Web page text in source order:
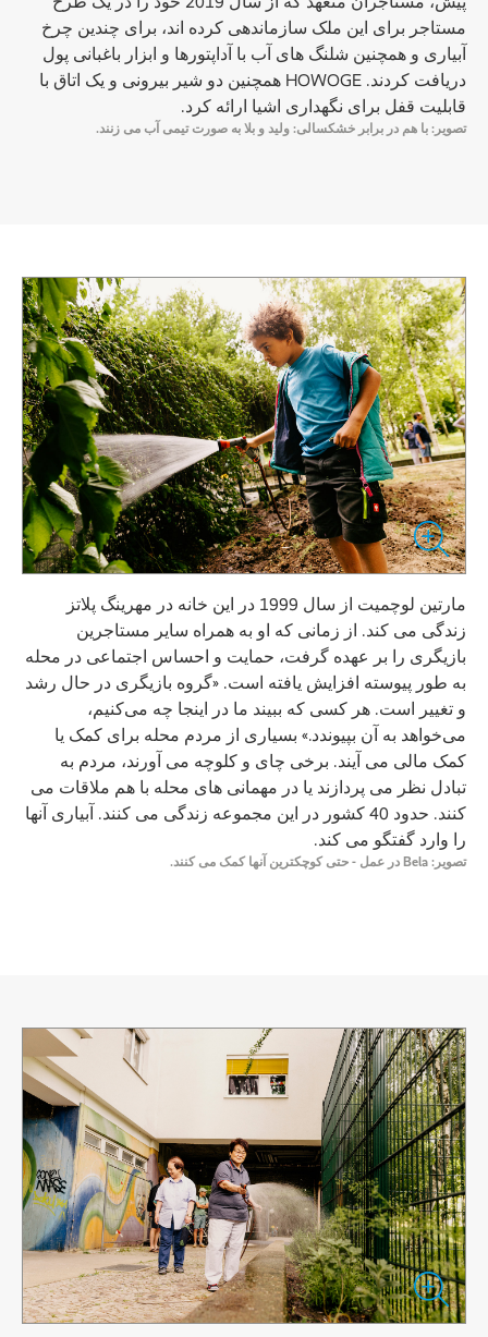
مستاجر برای این ملک سازماندهی کرده اند، برای چندین چرخ
آبیاری و همچنین شلنگ های آب با آداپتورها و ابزار باغبانی پول
دریافت کردند. HOWOGE همچنین دو شیر بیرونی و یک اتاق با
قابلیت قفل برای نگهداری اشیا ارائه کرد.
تصویر: با هم در برابر خشکسالی: ولید و بلا به صورت تیمی آب می زنند.
مارتین لوچمیت از سال 1999 در این خانه در مهرینگ پلاتز
زندگی می کند. از زمانی که او به همراه سایر مستاجرین
بازیگری را بر عهده گرفت، حمایت و احساس اجتماعی در محله
به طور پیوسته افزایش یافته است. «گروه بازیگری در حال رشد
و تغییر است. هر کسی که ببیند ما در اینجا چه می‌کنیم،
می‌خواهد به آن بپیوندد.» بسیاری از مردم محله برای کمک یا
کمک مالی می آیند. برخی چای و کلوچه می آورند، مردم به
تبادل نظر می پردازند یا در مهمانی های محله با هم ملاقات می
کنند. حدود 40 کشور در این مجموعه زندگی می کنند. آبیاری آنها
را وارد گفتگو می کند.
تصویر: Bela در عمل - حتی کوچکترین آنها کمک می کنند.